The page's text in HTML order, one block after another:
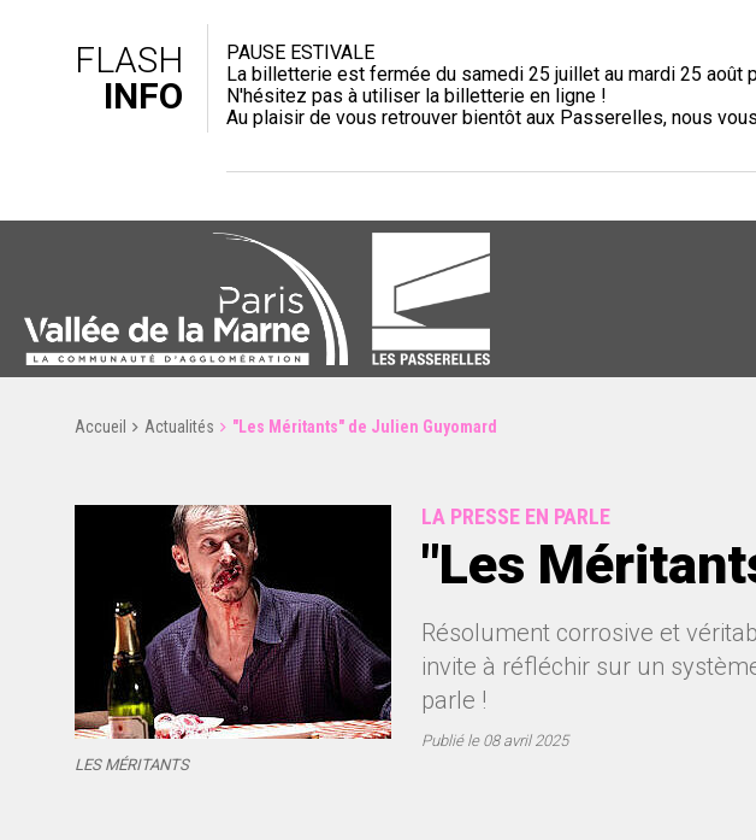
FLASH
INFO
PAUSE ESTIVALE
La billetterie est fermée du samedi 25 juillet au mardi 25 août
N'hésitez pas à utiliser la billetterie en ligne !
Au plaisir de vous retrouver bientôt aux Passerelles, nous
Accueil Actualités "Les Méritants" de Julien Guyomard
LES MÉRITANTS
LA PRESSE EN PARLE
"Les
Résolument corrosive et
invite à réfléchir sur un
parle !
Publié le08 avril 2025